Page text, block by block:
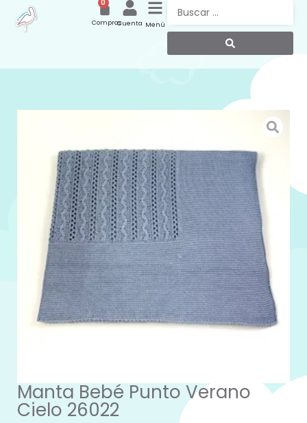
Menú
Cuenta
0
Compras
Manta Bebé Punto Verano
Cielo 26022